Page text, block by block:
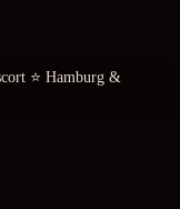
⭐️ Hamburg &